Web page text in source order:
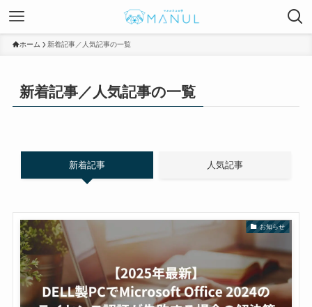
ホーム 新着記事／人気記事の一覧
新着記事／人気記事の一覧
新着記事 人気記事
お知らせ